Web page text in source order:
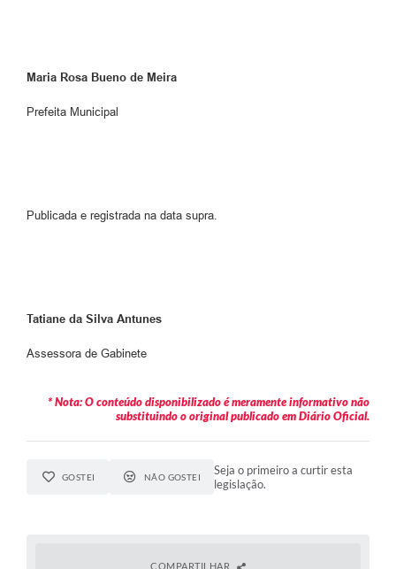
Maria Rosa Bueno de Meira
Prefeita Municipal
Publicada e registrada na data supra.
Tatiane da Silva Antunes
Assessora de Gabinete
* Nota: O conteúdo disponibilizado é meramente informativo não
substituindo o original publicado em Diário Oficial.
GOSTEI NÃO GOSTEI
Seja o primeiro a curtir esta
legislação.
COMPARTILHAR